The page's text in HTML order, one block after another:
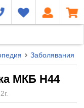
Заболявания
МКБ H44